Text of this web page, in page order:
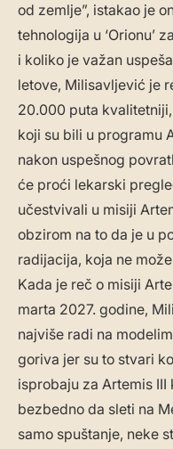
od zemlje”, istakao je
tehnologija u ‘Orionu’
i koliko je važan
letove, Milisavljević je
20.000 puta
koji su bili u programu
nakon uspešnog
će proći lekarski
učestvivali u misiji
obzirom na to da je u
radijacija, koja ne
Kada je reč o misiji
marta 2027. godine,
najviše radi na
goriva jer su to stvari
isprobaju za Artemis
bezbedno da sleti na
samo spuštanje, neke